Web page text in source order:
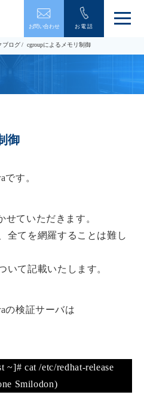
お問い合わせ お電話
メ
ー
ブログ cgroupによるメモリ制御
御
です。
せていただきます。
全てを網羅することは難し
いて記載いたします。
の検証サーバは
~]# cat /etc/redhat-release
Smilodon)